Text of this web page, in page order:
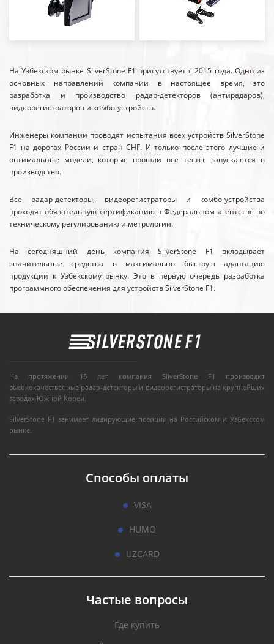
На Узбекском рынке SilverStone F1 присутствует с 2015 года. Одно из
основных направлений компании в настоящее время, это
разработка и производство радар-детекторов (антирадаров),
видеорегистраторов и комбо-устройств.
Инженеры компании проводят испытания всех устройств SilverStone
F1 на дорогах России и стран СНГ. И только после этого лучшие и
оптимальные модели, которые прошли все тесты, запускаются в
производство.
Все радар-детекторы, видеорегистраторы и комбо-устройства
проходят обязательную сертификацию в Федеральном агентстве по
техническому регулированию и метрологии.
На сегодняшний день компания SilverStone F1 вкладывает
значительные средства в максимально быструю адаптацию
продукции к Узбекскому рынку. Это в первую очередь разработка
программного обеспечения для устройств SilverStone F1.
На протяжении 15 лет компания SilverStone F1 производит
высококачественные радар-детекторы и видеорегистраторы на крупнейших
заводах Южной Кореи.
SilverStone F1 занимает лидирующие позиции на Российском и Узбекском
рынке.
Способы оплаты
VISA
HUMO
UZCARD
Частые вопросы
Где купить